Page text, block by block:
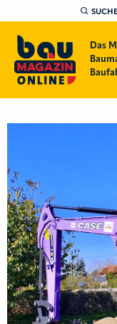
SUCHE
Das